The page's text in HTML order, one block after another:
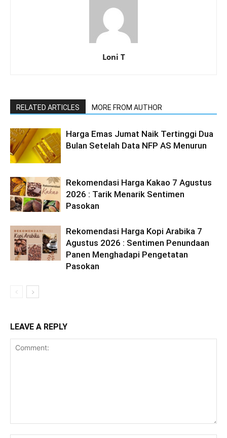
Loni T
RELATED ARTICLES MORE FROM AUTHOR
Harga Emas Jumat Naik Tertinggi Dua
Bulan Setelah Data NFP AS Menurun
Rekomendasi Harga Kakao 7 Agustus
2026 : Tarik Menarik Sentimen
Pasokan
Rekomendasi Harga Kopi Arabika 7
Agustus 2026 : Sentimen Penundaan
Panen Menghadapi Pengetatan
Pasokan
LEAVE A REPLY